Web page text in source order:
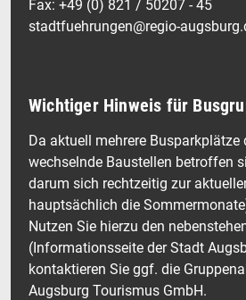
Fax: +49 (0) 821 / 50207 - 45
stadtfuehrungen@regio-
Wichtiger Hinweis für
Da aktuell mehrere
wechselnde Baustellen betroffen
darum sich rechtzeitig zur
hauptsächlich die
Nutzen Sie hierzu den
(Informationsseite der Stadt
kontaktieren Sie ggf. die
Augsburg Tourismus GmbH.